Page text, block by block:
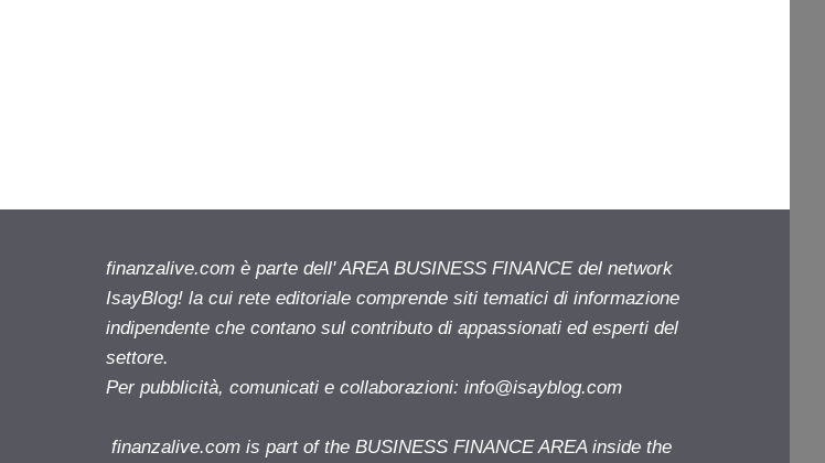
finanzalive.com è parte dell' AREA BUSINESS FINANCE del network
IsayBlog! la cui rete editoriale comprende siti tematici di informazione
indipendente che contano sul contributo di appassionati ed esperti del
settore.
Per pubblicità, comunicati e collaborazioni: info@isayblog.com
finanzalive.com is part of the BUSINESS FINANCE AREA inside the